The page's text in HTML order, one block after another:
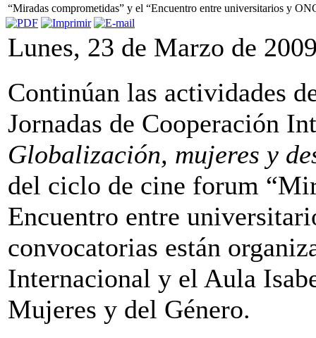
“Miradas comprometidas” y el “Encuentro entre universitarios y
Lunes, 23 de Marzo de
Continúan las actividades
Jornadas de Cooperación
Globalización, mujeres y
del ciclo de cine forum
Encuentro entre
convocatorias están
Internacional y el Aula
Mujeres y del Género.